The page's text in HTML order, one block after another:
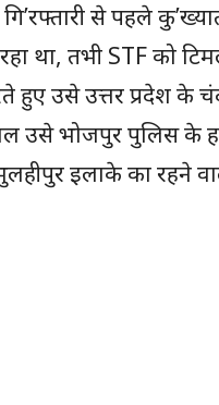
गि’रफ्तारी से पहले
था, तभी STF को
हुए उसे उत्तर प्रदेश के
उसे भोजपुर पुलिस के
इलाके का रहने